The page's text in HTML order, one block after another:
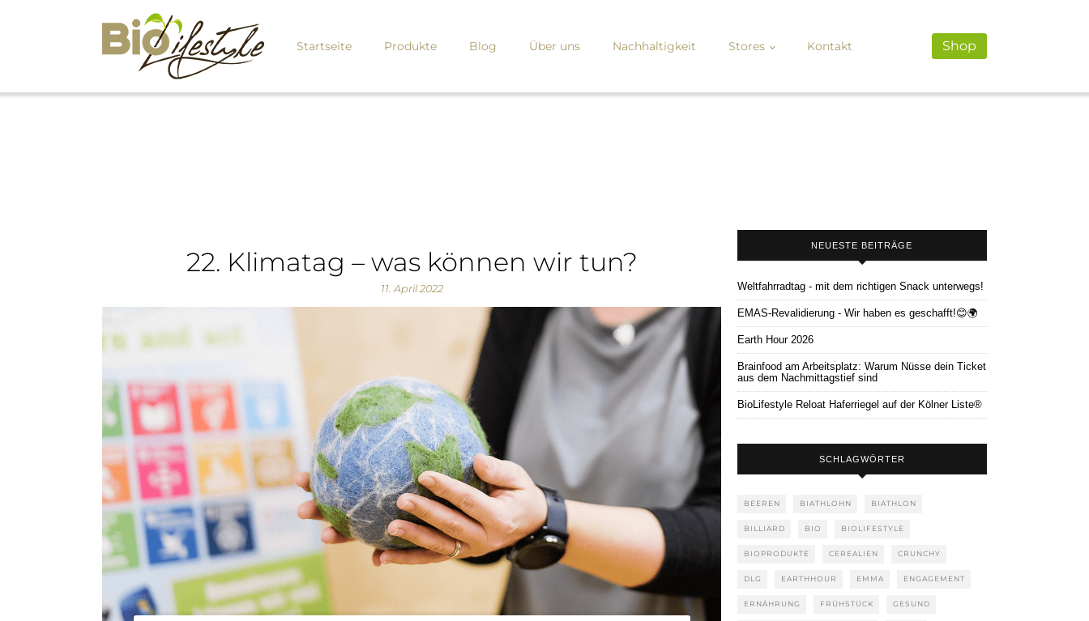
Startseite Produkte Blog Über uns Nachhaltigkeit Stores Kontakt Shop
22. Klimatag – was können wir tun?
11. April 2022
NEUESTE BEITRÄGE
Weltfahrradtag - mit dem richtigen Snack unterwegs!
EMAS-Revalidierung - Wir haben es geschafft!😊🌍
Earth Hour 2026
Brainfood am Arbeitsplatz: Warum Nüsse dein Ticket
aus dem Nachmittagstief sind
BioLifestyle Reloat Haferriegel auf der Kölner Liste®
SCHLAGWÖRTER
BEEREN BIATHLOHN BIATHLON
BILLIARD BIO BIOLIFESTYLE
BIOPRODUKTE CEREALIEN CRUNCHY
DLG EARTHHOUR EMMA ENGAGEMENT
ERNÄHRUNG FRÜHSTÜCK GESUND